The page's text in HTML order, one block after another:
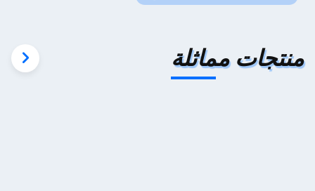
منتجات مماثلة